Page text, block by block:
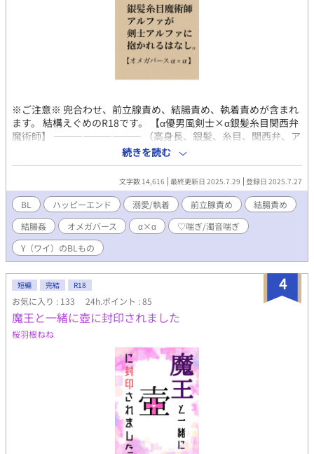
※ご注意※ 兜合わせ、前立腺責め、結腸責め、執着責めが含まれ
ます。 結構えぐめのR18です。 【α優男風剣士×α銀髪糸目関西弁
魔術師】 ————————— （高身長、銀髪、糸目、関西弁、ア
ルファ。俺の特徴って完全に″役満″やん。） 優秀な魔術師として
名高いリョンにはある秘密があった。 それは自分が転生者で、こ
の世界はBLファンタジー世界であること。 第二性がアルファと診
断されてから、周囲の人の自分を見る目が変わった。 （いやや、
俺は普通に女と恋愛がしたい！） オメガを避け、フラグを避け、
行き着いた先は同じように第二性に嫌悪感を持っている相棒″ミク
トス″。 ダンジョン研究家として、長年支え合ってきたはずだっ
た。 それなのに——、 「ねぇ、これ。“SEXしないと出られない
部屋”って書いてるよ」 「見るな見るなミクトス。見んかったら
続きを読む
文字数 14,616 最終更新日 2025.7.29 登録日 2025.7.27
BL ハッピーエンド 溺愛/執着 前立腺責め
結腸責め
結腸姦
オメガバース α×α
♡喘ぎ/濁音喘ぎ
Y（ワイ）のBLもの
4
短編 完結 R18
お気に入り : 133 24h.ポイント : 85
魔王と一緒に壺に封印されました
桜羽根ねね